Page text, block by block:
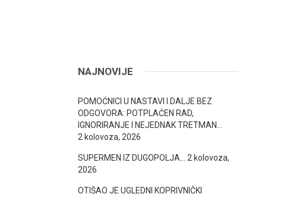
NAJNOVIJE
POMOĆNICI U NASTAVI I DALJE BEZ
ODGOVORA: POTPLAĆEN RAD,
IGNORIRANJE I NEJEDNAK TRETMAN…
2 kolovoza, 2026
SUPERMEN IZ DUGOPOLJA…
2 kolovoza,
2026
OTIŠAO JE UGLEDNI KOPRIVNIČKI